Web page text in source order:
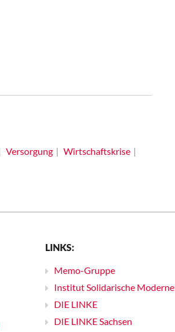
Versorgung
Wirtschaftskrise
LINKS:
Memo-Gruppe
Institut Solidarische Moderne
DIE LINKE
DIE LINKE Sachsen